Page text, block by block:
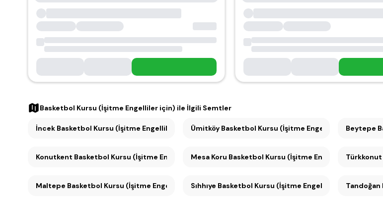
Basketbol Kursu (İşitme Engelliler için) ile İlgili Semtler
İncek Basketbol Kursu (İşitme Engelliler için) (1) Ümitköy Basketbol Kursu (İşitme Engelliler için) (1)
Beytepe
Konutkent Basketbol Kursu (İşitme Engelliler için) (1) Mesa Koru Basketbol Kursu (İşitme Engelliler için) (1)
Maltepe Basketbol Kursu (İşitme Engelliler için) (1) Sıhhıye Basketbol Kursu (İşitme Engelliler için) (1)